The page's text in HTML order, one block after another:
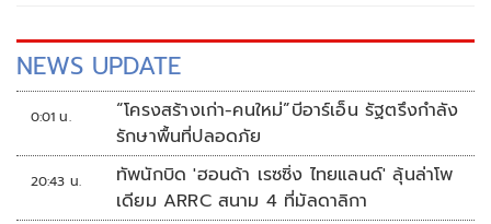
NEWS UPDATE
0:01 น.
“โครงสร้างเก่า-คนใหม่”บีอาร์เอ็น รัฐตรึงกำลัง
รักษาพื้นที่ปลอดภัย
20:43 น.
ทัพนักบิด 'ฮอนด้า เรซซิ่ง ไทยแลนด์' ลุ้นล่าโพ
เดียม ARRC สนาม 4 ที่มัลดาลิกา